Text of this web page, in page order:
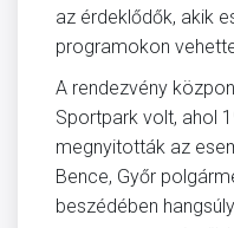
az érdeklődők, akik
programokon
A rendezvény
Sportpark volt, ahol
megnyitották az
Bence, Győr
beszédében